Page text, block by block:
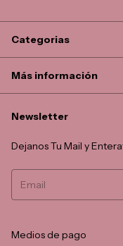
Categorias
Más información
Newsletter
Dejanos Tu Mail y
Medios de pago